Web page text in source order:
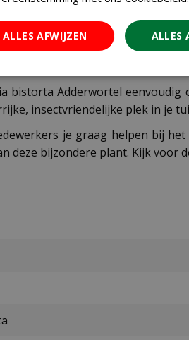
door regelmatig te
of Heuchera's, en vormt
bistorta Adderwortel
insectvriendelijke plek in je
je graag helpen bij
deze bijzondere plant. Kijk voor
ALLES
ALLES AFWIJZEN